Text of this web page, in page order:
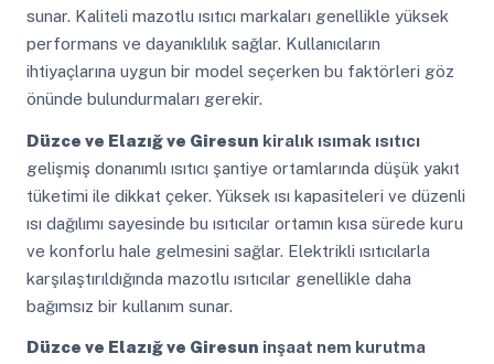
sunar. Kaliteli mazotlu ısıtıcı markaları genellikle yüksek
performans ve dayanıklılık sağlar. Kullanıcıların
ihtiyaçlarına uygun bir model seçerken bu faktörleri göz
önünde bulundurmaları gerekir.
Düzce ve Elazığ ve Giresun kiralık ısımak ısıtıcı
gelişmiş donanımlı ısıtıcı şantiye ortamlarında düşük yakıt
tüketimi ile dikkat çeker. Yüksek ısı kapasiteleri ve düzenli
ısı dağılımı sayesinde bu ısıtıcılar ortamın kısa sürede kuru
ve konforlu hale gelmesini sağlar. Elektrikli ısıtıcılarla
karşılaştırıldığında mazotlu ısıtıcılar genellikle daha
bağımsız bir kullanım sunar.
Düzce ve Elazığ ve Giresun inşaat nem kurutma